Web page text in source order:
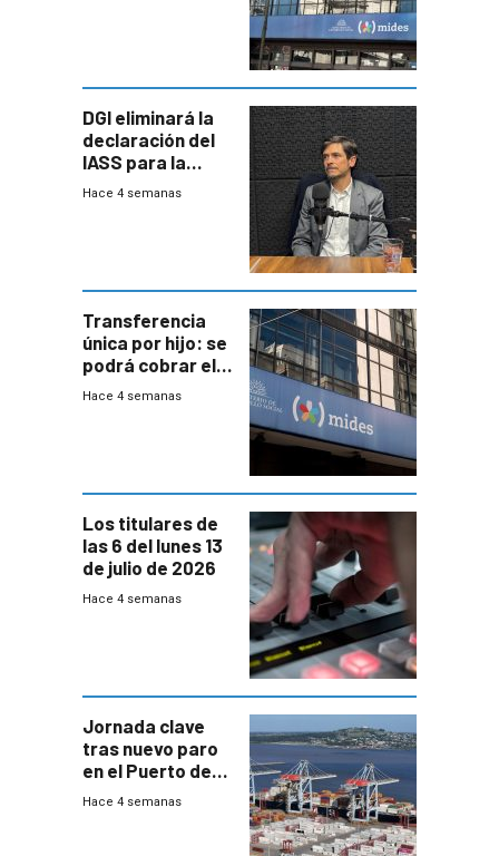
DGI eliminará la
declaración del
IASS para la
mayoría de los
Hace 4 semanas
Transferencia
única por hijo: se
podrá cobrar el
100% en efectivo
Hace 4 semanas
Los titulares de
las 6 del lunes 13
de julio de 2026
Hace 4 semanas
Jornada clave
tras nuevo paro
en el Puerto de
Montevideo
Hace 4 semanas